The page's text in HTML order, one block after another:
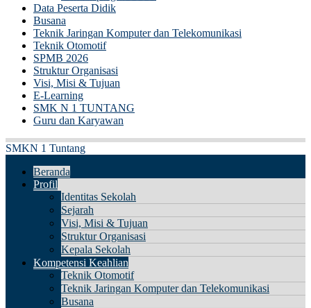
Data Peserta Didik
Busana
Teknik Jaringan Komputer dan Telekomunikasi
Teknik Otomotif
SPMB 2026
Struktur Organisasi
Visi, Misi & Tujuan
E-Learning
SMK N 1 TUNTANG
Guru dan Karyawan
SMKN 1 Tuntang
Beranda
Profil
Identitas Sekolah
Sejarah
Visi, Misi & Tujuan
Struktur Organisasi
Kepala Sekolah
Kompetensi Keahlian
Teknik Otomotif
Teknik Jaringan Komputer dan Telekomunikasi
Busana